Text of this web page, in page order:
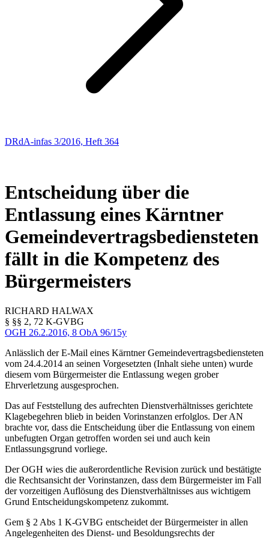
DRdA-infas 3/2016, Heft 364
Entscheidung über die
Entlassung eines Kärntner
Gemeindevertragsbediensteten
fällt in die Kompetenz des
Bürgermeisters
RICHARD HALWAX
§ §§ 2, 72 K-GVBG
OGH 26.2.2016, 8 ObA 96/15y
Anlässlich der E-Mail eines Kärntner Gemeindevertragsbediensteten
vom 24.4.2014 an seinen Vorgesetzten (Inhalt siehe unten) wurde
diesem vom Bürgermeister die Entlassung wegen grober
Ehrverletzung ausgesprochen.
Das auf Feststellung des aufrechten Dienstverhältnisses gerichtete
Klagebegehren blieb in beiden Vorinstanzen erfolglos. Der AN
brachte vor, dass die Entscheidung über die Entlassung von einem
unbefugten Organ getroffen worden sei und auch kein
Entlassungsgrund vorliege.
Der OGH wies die außerordentliche Revision zurück und bestätigte
die Rechtsansicht der Vorinstanzen, dass dem Bürgermeister im Fall
der vorzeitigen Auflösung des Dienstverhältnisses aus wichtigem
Grund Entscheidungskompetenz zukommt.
Gem § 2 Abs 1 K-GVBG entscheidet der Bürgermeister in allen
Angelegenheiten des Dienst- und Besoldungsrechts der